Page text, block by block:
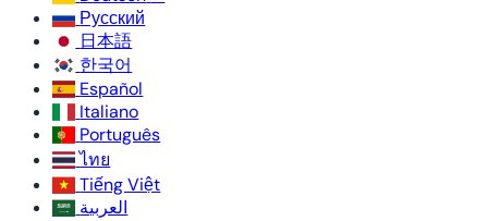
Русский
日本語
한국어
Español
Italiano
Português
ไทย
Tiếng Việt
العربية